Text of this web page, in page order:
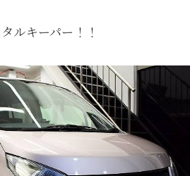
ルキーパー！！